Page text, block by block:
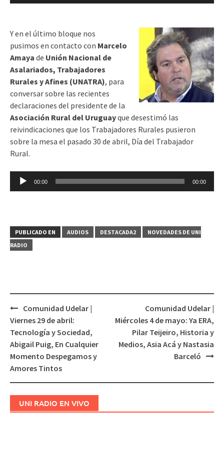
Y en el último bloque nos
pusimos en contacto con Marcelo
Amaya de Unión Nacional de
Asalariados, Trabajadores
Rurales y Afines (UNATRA), para
conversar sobre las recientes
declaraciones del presidente de la
Asociación Rural del Uruguayque desestimó las
reivindicaciones que los Trabajadores Rurales pusieron
sobre la mesa el pasado 30 de abril, Día del Trabajador
Rural.
Reproductor
00:00 00:00
PUBLICADO EN AUDIOS DESTACADA2
NOVEDADES DE UNI
RADIO
Navegación
de
entradas
Comunidad Udelar |
Viernes 29 de abril:
Tecnología y Sociedad,
Abigail Puig, En Cualquier
Momento Despegamos y
Amores Tintos
Comunidad Udelar |
Miércoles 4 de mayo: Ya ERA,
Pilar Teijeiro, Historia y
Medios, Asia Acá y Nastasia
Barceló
UNI RADIO EN VIVO